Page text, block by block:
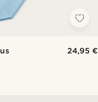
24,95 €